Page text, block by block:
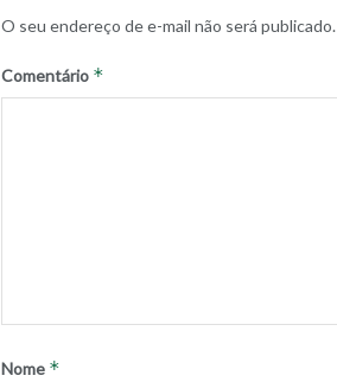
O seu endereço de e-mail não será publicado.
Comentário *
Nome *